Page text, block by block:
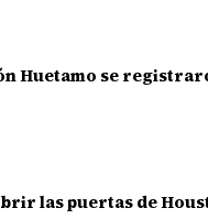
Huetamo se
las puertas de